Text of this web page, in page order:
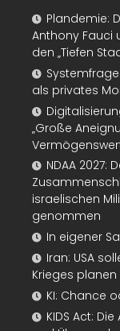
Plandemie:
Anthony Fauci
den „Tiefen
als privates
„Große
NDAA 2027:
israelischen
genommen
In eigener
Iran: USA
Krieges planen
KI: Chance
KIDS Act: